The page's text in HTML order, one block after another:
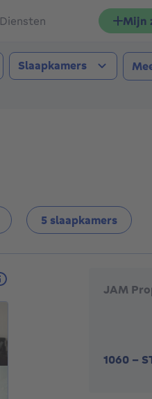
Diensten Mijn
Slaapkamers
5 slaapkamers
JAM
1060 -